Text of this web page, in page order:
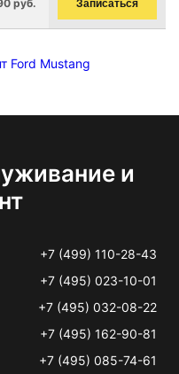
руб. Записаться
Ford Mustang
и
+7 (499) 110-28-43
+7 (495) 023-10-01
+7 (495) 032-08-22
+7 (495) 162-90-81
+7 (495) 085-74-61